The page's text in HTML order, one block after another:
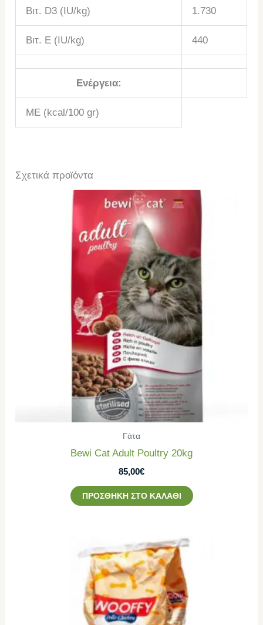
Βιτ. D3 (IU/kg) 1.730
Βιτ. Ε (IU/kg) 440
Ενέργεια:
ME (kcal/100 gr)
Σχετικά προϊόντα
Γάτα
Bewi Cat Adult Poultry 20kg
85,00€
ΠΡΟΣΘΉΚΗ ΣΤΟ ΚΑΛΆΘΙ